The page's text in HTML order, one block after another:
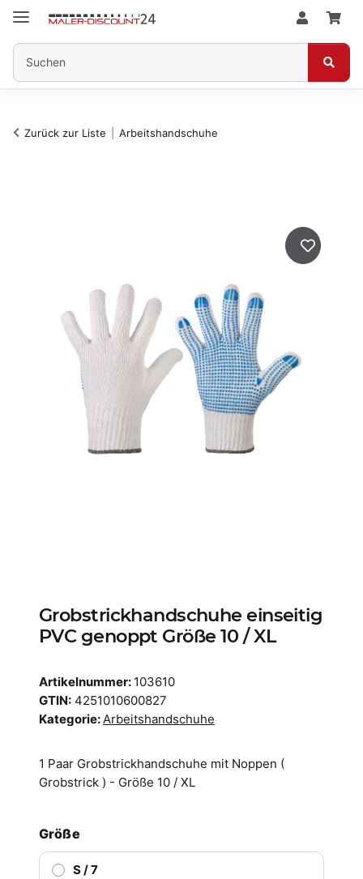
Zurück zur Liste Arbeitshandschuhe
Grobstrickhandschuhe einseitig
PVC genoppt Größe 10 / XL
Artikelnummer: 103610
GTIN: 4251010600827
Kategorie: Arbeitshandschuhe
1 Paar Grobstrickhandschuhe mit Noppen (
Grobstrick ) - Größe 10 / XL
Größe
S / 7